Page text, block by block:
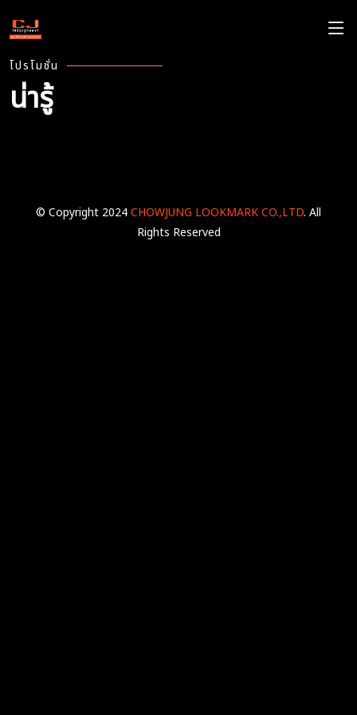
โปรโมชั่น
น่ารู้
© Copyright 2024CHOWJUNG LOOKMARK CO.,LTD. All
Rights Reserved